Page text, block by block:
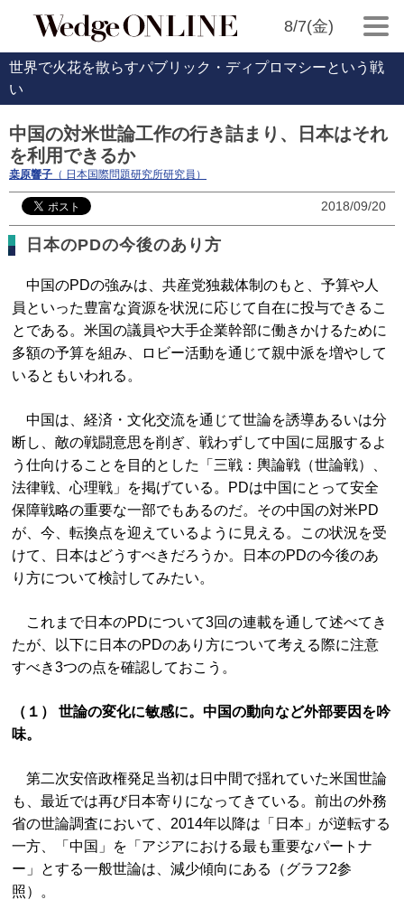
8/7(金)
世界で火花を散らすパブリック・ディプロマシーという戦
い
中国の対米世論工作の行き詰まり、日本はそれ
を利用できるか
桒原響子 （ 日本国際問題研究所研究員）
2018/09/20
日本のPDの今後のあり方
中国のPDの強みは、共産党独裁体制のもと、予算や人
員といった豊富な資源を状況に応じて自在に投与できるこ
とである。米国の議員や大手企業幹部に働きかけるために
多額の予算を組み、ロビー活動を通じて親中派を増やして
いるともいわれる。
中国は、経済・文化交流を通じて世論を誘導あるいは分
断し、敵の戦闘意思を削ぎ、戦わずして中国に屈服するよ
う仕向けることを目的とした「三戦：輿論戦（世論戦）、
法律戦、心理戦」を掲げている。PDは中国にとって安全
保障戦略の重要な一部でもあるのだ。その中国の対米PD
が、今、転換点を迎えているように見える。この状況を受
けて、日本はどうすべきだろうか。日本のPDの今後のあ
り方について検討してみたい。
これまで日本のPDについて3回の連載を通して述べてき
たが、以下に日本のPDのあり方について考える際に注意
すべき3つの点を確認しておこう。
（１） 世論の変化に敏感に。中国の動向など外部要因を吟
味。
第二次安倍政権発足当初は日中間で揺れていた米国世論
も、最近では再び日本寄りになってきている。前出の外務
省の世論調査において、2014年以降は「日本」が逆転する
一方、「中国」を「アジアにおける最も重要なパートナ
ー」とする一般世論は、減少傾向にある（グラフ2参
照）。